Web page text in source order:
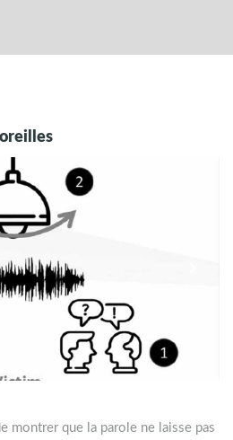
montrer que la parole ne laisse pas